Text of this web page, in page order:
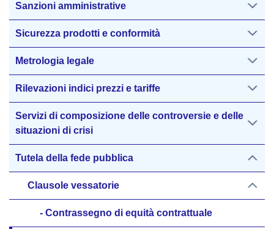
Sanzioni amministrative
Sicurezza prodotti e conformità
Metrologia legale
Rilevazioni indici prezzi e tariffe
Servizi di composizione delle controversie e delle
situazioni di crisi
Tutela della fede pubblica
Clausole vessatorie
Contrassegno di equità contrattuale